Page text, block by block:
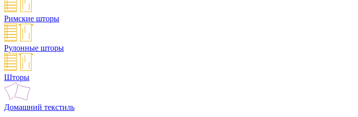
Римские шторы
Рулонные шторы
Шторы
Домашний текстиль